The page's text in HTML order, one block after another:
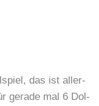
das ist aller­
gera­de mal 6 Dol­